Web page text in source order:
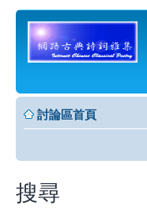
討論區首頁
搜尋